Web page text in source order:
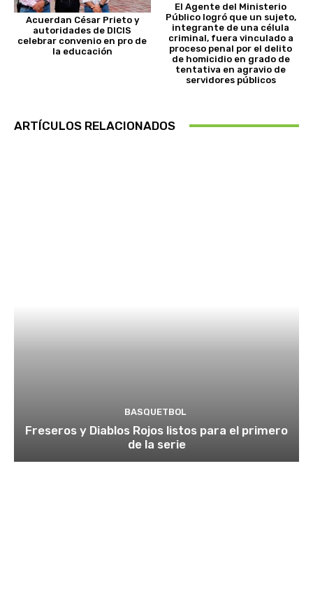
Acuerdan César Prieto y
autoridades de DICIS
celebrar convenio en pro de
la educación
El Agente del Ministerio
Público logró que un sujeto,
integrante de una célula
criminal, fuera vinculado a
proceso penal por el delito
de homicidio en grado de
tentativa en agravio de
servidores públicos
ARTÍCULOS RELACIONADOS
BASQUETBOL
Freseros y Diablos Rojos listos para el primero
de la serie